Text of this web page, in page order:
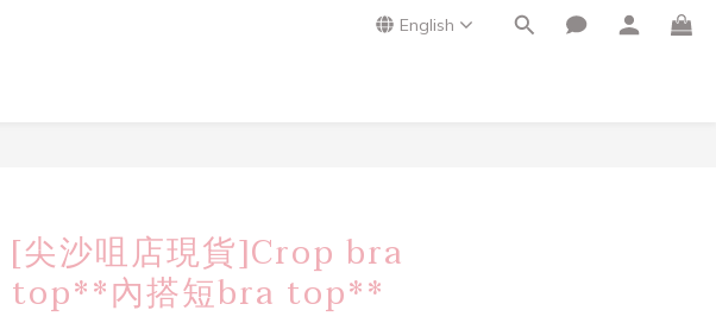
English
[尖沙咀店現貨]Crop bra
top**內搭短bra top**